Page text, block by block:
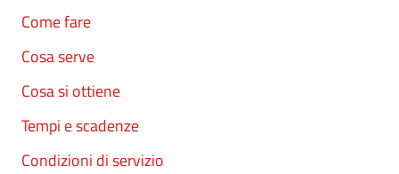
Come fare
Cosa serve
Cosa si ottiene
Tempi e scadenze
Condizioni di servizio